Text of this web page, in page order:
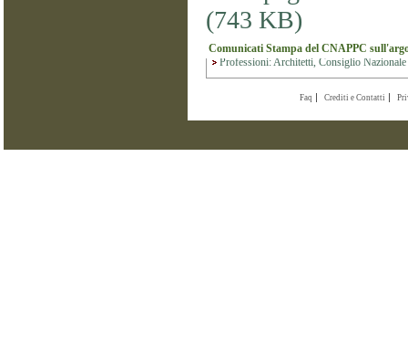
(743 KB)
Comunicati Stampa del CNAPPC
Professioni: Architetti, Consiglio
Faq Crediti e Contatti